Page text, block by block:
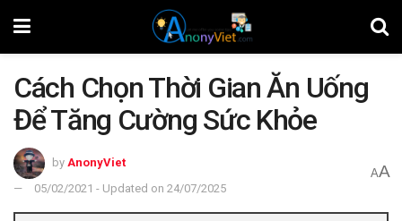
Cách Chọn Thời Gian Ăn Uống
Để Tăng Cường Sức Khỏe
by AnonyViet
05/02/2021 - Updated on 24/07/2025
AA